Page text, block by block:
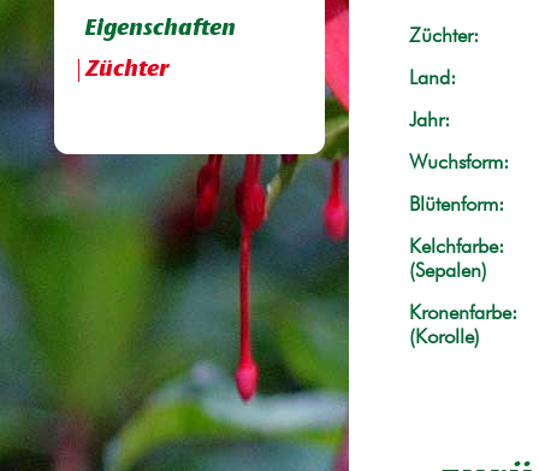
Eigenschaften
Züchter
Züchter:
Land:
Jahr:
Wuchsform:
Blütenform:
Kelchfarbe:
(Sepalen)
Kronenfarbe:
(Korolle)